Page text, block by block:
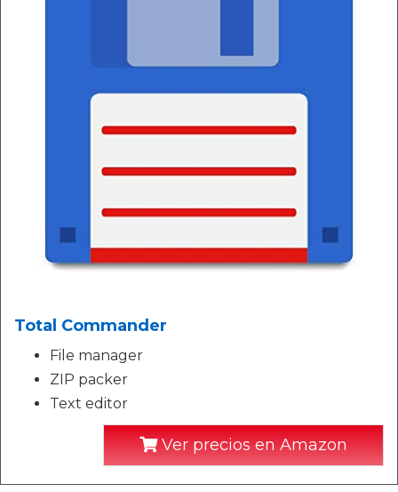
Total Commander
File manager
ZIP packer
Text editor
Ver precios en Amazon